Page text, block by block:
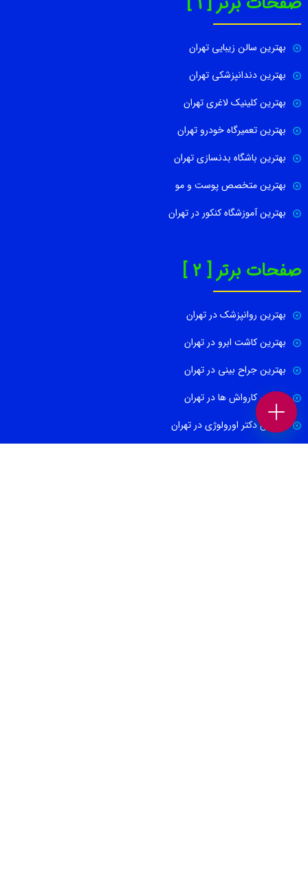
بهترین سالن زیبایی تهران
بهترین دندانپزشکی تهران
بهترین کلینیک لاغری تهران
بهترین تعمیرگاه خودرو تهران
بهترین باشگاه بدنسازی تهران
بهترین متخصص پوست و مو
بهترین آموزشگاه کنکور در تهران
صفحات برتر [ 2 ]
بهترین روانپزشک در تهران
بهترین کاشت ابرو در تهران
بهترین جراح بینی در تهران
بهترین کارواش ها در تهران
بهترین دکتر اورولوژی در تهران